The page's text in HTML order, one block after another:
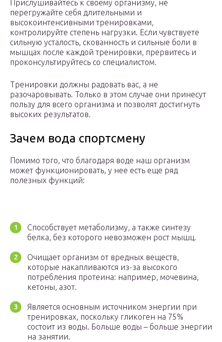
Прислушивайтесь к своему организму, не
перегружайте себя длительными и
высокоинтенсивными тренировками,
контролируйте степень нагрузки. Если чувствуете
сильную усталость, скованность и сильные боли в
мышцах после каждой тренировки, прервитесь и
проконсультируйтесь со специалистом.
Тренировки должны радовать вас, а не
разочаровывать. Только в этом случае они принесут
пользу для всего организма и позволят достигнуть
высоких результатов.
Зачем вода спортсмену
Помимо того, что благодаря воде наш организм
может функционировать, у нее есть еще ряд
полезных функций:
Способствует метаболизму, а также синтезу
белка, без которого невозможен рост мышц.
Очищает организм от вредных веществ,
которые накапливаются из-за высокого
потребления протеина: например, мочевина,
кетоны, азот.
Является основным источником энергии при
тренировках, поскольку гликоген на 75%
состоит из воды. Больше воды – больше энергии
на занятии.